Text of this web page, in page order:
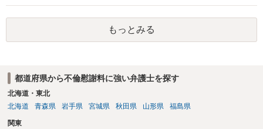
かと思います。有責配偶者ですので相手方からの離婚は拒否しても仮
に訴訟されても法的に成立しません。質問５は認知すると養育費支払
い、相続権が発生します。合意があれば法的に可能ですが法律で強制
することはできません。質問６は可能です。質問７は不貞行為の写真
もっとみる
都道府県から不倫慰謝料に強い弁護士を探す
北海道・東北
北海道
青森県 岩手県 宮城県 秋田県 山形県 福島県
関東